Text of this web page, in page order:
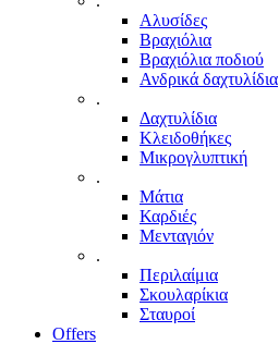
Αλυσίδες
Βραχιόλια
Βραχιόλια ποδιού
Ανδρικά δαχτυλίδια
.
Δαχτυλίδια
Κλειδοθήκες
Μικρογλυπτική
.
Μάτια
Καρδιές
Μενταγιόν
.
Περιλαίμια
Σκουλαρίκια
Σταυροί
Offers